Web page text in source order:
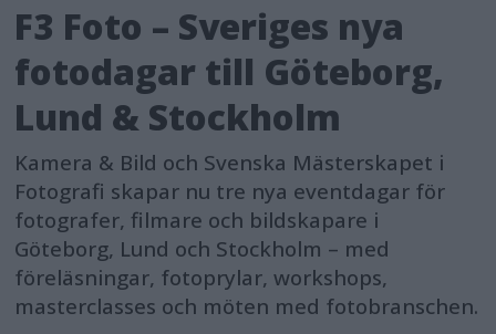
F3 Foto – Sveriges nya
fotodagar till Göteborg,
Lund & Stockholm
Kamera & Bild och Svenska Mästerskapet i
Fotografi skapar nu tre nya eventdagar för
fotografer, filmare och bildskapare i
Göteborg, Lund och Stockholm – med
föreläsningar, fotoprylar, workshops,
masterclasses och möten med fotobranschen.